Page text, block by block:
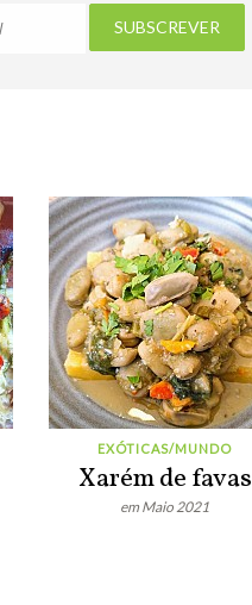
EXÓTICAS/MUNDO
Xarém de favas
em Maio 2021